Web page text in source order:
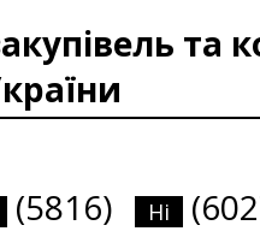
та
(5816) Ні